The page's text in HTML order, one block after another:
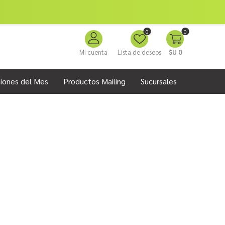
Mi cuenta Lista de deseos
0 0
$U 0
del Mes Productos Mailing Sucursales